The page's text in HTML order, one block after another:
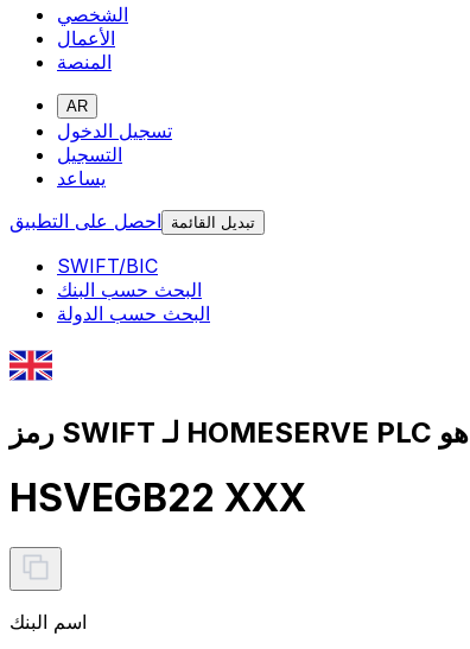
الشخصي
الأعمال
المنصة
AR
تسجيل الدخول
التسجيل
يساعد
احصل على التطبيق
تبديل القائمة
SWIFT/BIC
البحث حسب البنك
البحث حسب الدولة
رمز SWIFT لـ HOMESERVE PLC هو
HSVEGB22 XXX
اسم البنك